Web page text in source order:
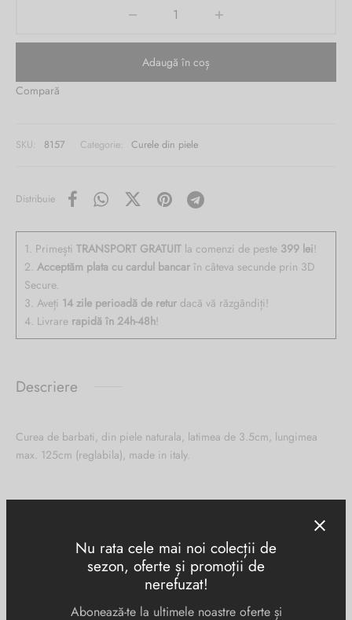
Nu rata cele mai noi colecții de
sezon, oferte și promoții de
nerefuzat!
Abonează-te la ultimele noastre oferte și
Adaugă în coș
Compară
SKU: 8157 Categorie: Curele din piele
Distribuie
1. Primești TRANSPORT GRATUIT la comenzi de peste 399 lei!
2. Acceptăm plata cu cardul bancar în câteva secunde prin 3D
Secure.
3. Aveți 14 zile perioadă de retur dacă vă răzgândiți!
4. Livrare rapidă în 24h-48h!
Descriere
Curea de barbati, din piele naturala, latimea de 3.5cm, lungimea
max. 125cm (reglabila), made in italy.
Negru
Piele naturala
Firenze – Ermanno Scervino
Orlandi